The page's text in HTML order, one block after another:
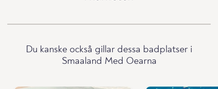
Du kanske också gillar dessa badplatser i
Smaaland Med Oearna